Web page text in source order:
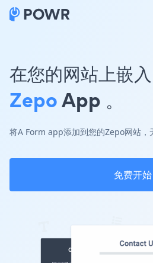
在您的网站上嵌
ZepoApp 。
将A Form app添加到您的Zepo网站，
免费开始